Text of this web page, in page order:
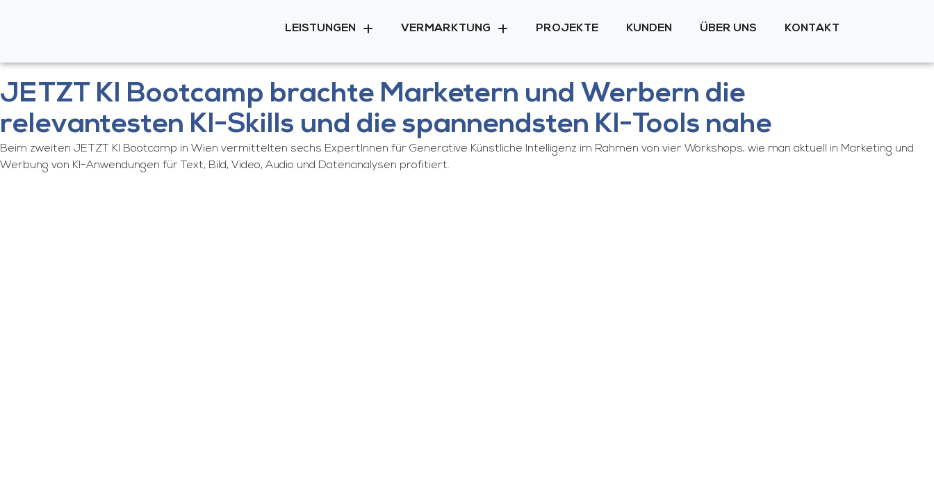
LEISTUNGEN VERMARKTUNG PROJEKTE KUNDEN ÜBER UNS KONTAKT
JETZT KI Bootcamp brachte Marketern und Werbern die
relevantesten KI-Skills und die spannendsten KI-Tools nahe
Beim zweiten JETZT KI Bootcamp in Wien vermittelten sechs ExpertInnen für Generative Künstliche Intelligenz im Rahmen von vier Workshops, wie man aktuell in Marketing und
Werbung von KI-Anwendungen für Text, Bild, Video, Audio und Datenanalysen profitiert.